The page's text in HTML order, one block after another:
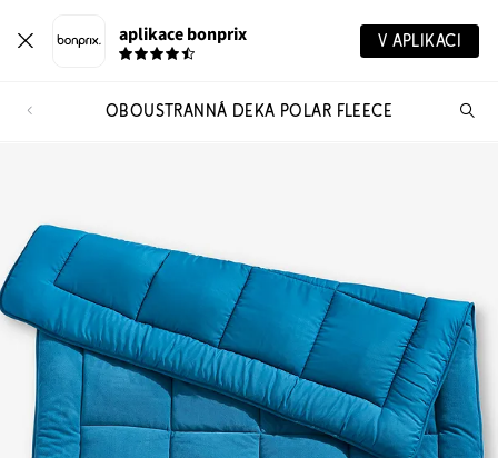
aplikace bonprix V APLIKACI
OBOUSTRANNÁ DEKA POLAR FLEECE